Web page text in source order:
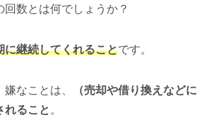
数とは何でしょうか？
に継続してくれることです。
なことは、
（売却や借り換えなどに
れること 。